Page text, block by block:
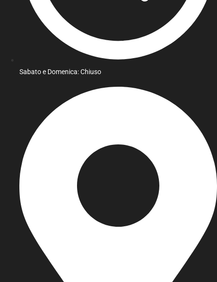
Sabato e Domenica: Chiuso